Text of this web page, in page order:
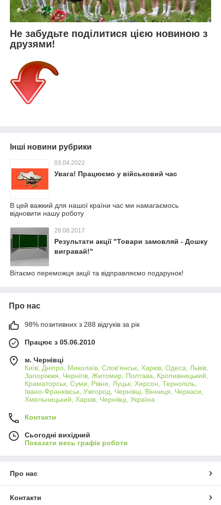
Не забудьте поділитися цією новиною з
друзями!
Інші новини рубрики
03.04.2022
Увага! Працюємо у військовий час
В цей важкий для нашої країни час ми намагаємось
відновити нашу роботу
28.08.2017
Результати акції "Товари замовляй - Дошку
вигравай!"
Вітаємо переможця акції та відправляємо подарунок!
Про нас
98% позитивних з 288 відгуків за рік
Працює з 05.06.2010
м. Чернівці
Київ, Дніпро, Миколаїв, Слов'янськ, Харків, Одеса, Львів,
Запоріжжя, Чернігів, Житомир, Полтава, Кропивницький,
Краматорськ, Суми, Рівне, Луцьк, Херсон, Тернопіль,
Івано-Франківськ, Ужгород, Чернівці, Вінниця, Черкаси,
Хмельницький, Харків, Чернівці, Україна
Контакти
Сьогодні вихідний
Показати весь графік роботи
Про нас
Контакти